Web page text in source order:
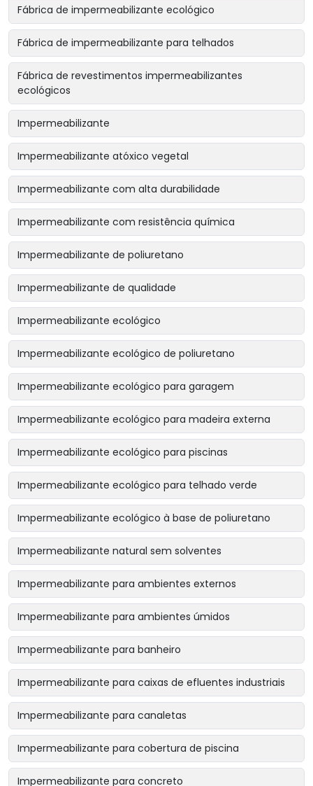
Fábrica de impermeabilizante ecológico
Fábrica de impermeabilizante para telhados
Fábrica de revestimentos impermeabilizantes
ecológicos
Impermeabilizante
Impermeabilizante atóxico vegetal
Impermeabilizante com alta durabilidade
Impermeabilizante com resistência química
Impermeabilizante de poliuretano
Impermeabilizante de qualidade
Impermeabilizante ecológico
Impermeabilizante ecológico de poliuretano
Impermeabilizante ecológico para garagem
Impermeabilizante ecológico para madeira externa
Impermeabilizante ecológico para piscinas
Impermeabilizante ecológico para telhado verde
Impermeabilizante ecológico à base de poliuretano
Impermeabilizante natural sem solventes
Impermeabilizante para ambientes externos
Impermeabilizante para ambientes úmidos
Impermeabilizante para banheiro
Impermeabilizante para caixas de efluentes industriais
Impermeabilizante para canaletas
Impermeabilizante para cobertura de piscina
Impermeabilizante para concreto